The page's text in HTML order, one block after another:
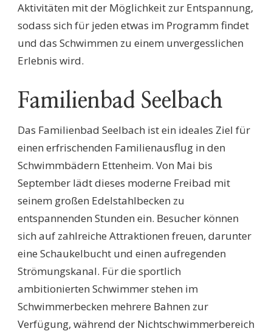
Aktivitäten mit der Möglichkeit zur Entspannung,
sodass sich für jeden etwas im Programm findet
und das Schwimmen zu einem unvergesslichen
Erlebnis wird.
Familienbad Seelbach
Das Familienbad Seelbach ist ein ideales Ziel für
einen erfrischenden Familienausflug in den
Schwimmbädern Ettenheim. Von Mai bis
September lädt dieses moderne Freibad mit
seinem großen Edelstahlbecken zu
entspannenden Stunden ein. Besucher können
sich auf zahlreiche Attraktionen freuen, darunter
eine Schaukelbucht und einen aufregenden
Strömungskanal. Für die sportlich
ambitionierten Schwimmer stehen im
Schwimmerbecken mehrere Bahnen zur
Verfügung, während der Nichtschwimmerbereich